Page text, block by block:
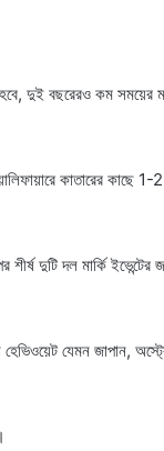
দুই বছরেরও কম সময়ের
কাতারের কাছে
দুটি দল মার্কি
যেমন জাপান,